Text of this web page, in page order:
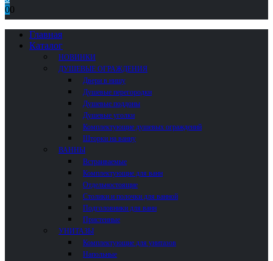
00
Главная
Каталог
НОВИНКИ
ДУШЕВЫЕ ОГРАЖДЕНИЯ
Двери в нишу
Душевые перегородки
Душевые поддоны
Душевые уголки
Комплектующие душевых ограждений
Шторки на ванну
ВАННЫ
Встраиваемые
Комплектующие для ванн
Отдельностоящие
Столики и полочки для ванной
Подголовники для ванн
Пристенные
УНИТАЗЫ
Комплектующие для унитазов
Напольные